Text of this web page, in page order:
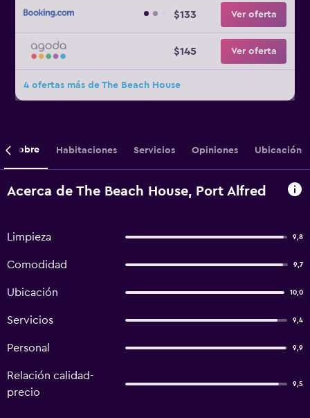
$133 Ver oferta
$145 Ver oferta
4 ofertas más de The Beach House
Sobre Habitaciones Servicios Opiniones Ubicación
Acerca de The Beach House, Port Alfred
Limpieza 9,8
Comodidad 9,7
Ubicación 10,0
Servicios 9,4
Personal 9,9
Relación calidad-
precio
9,5